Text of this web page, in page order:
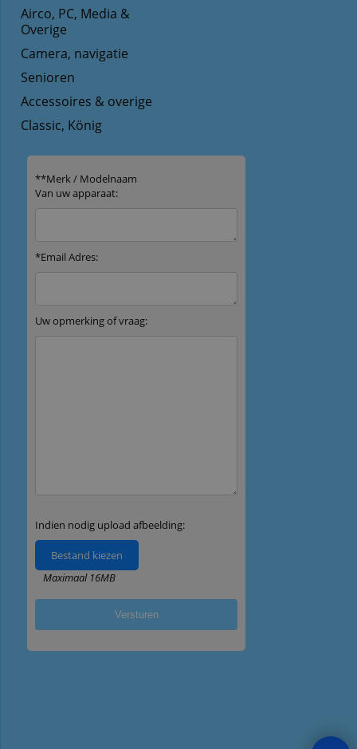
Airco, PC, Media &
Overige
Camera, navigatie
Senioren
Accessoires & overige
Classic, König